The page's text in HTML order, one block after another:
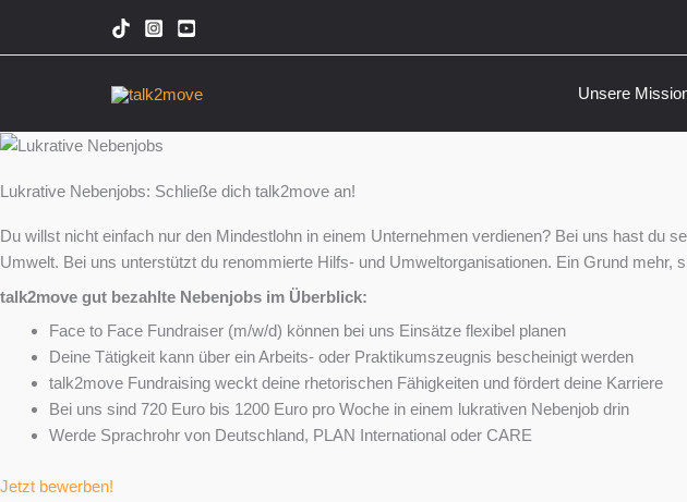
Unsere
Lukrative Nebenjobs: Schließe dich talk2move an!
Du willst nicht einfach nur den Mindestlohn in einem Unternehmen verdienen? Bei uns hast du
Umwelt. Bei uns unterstützt du renommierte Hilfs- und Umweltorganisationen. Ein Grund mehr,
talk2move gut bezahlte Nebenjobs im Überblick:
Face to Face Fundraiser (m/w/d) können bei uns Einsätze flexibel planen
Deine Tätigkeit kann über ein Arbeits- oder Praktikumszeugnis bescheinigt werden
talk2move Fundraising weckt deine rhetorischen Fähigkeiten und fördert deine Karriere
Bei uns sind 720 Euro bis 1200 Euro pro Woche in einem lukrativen Nebenjob drin
Werde Sprachrohr von Deutschland, PLAN International oder CARE
Jetzt bewerben!